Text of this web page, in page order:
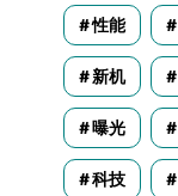
性能
新机
曝光
科技